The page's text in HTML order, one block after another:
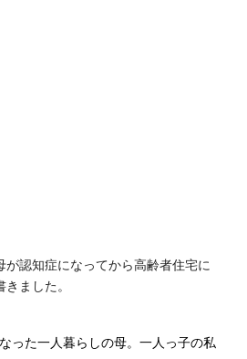
認知症になってから高齢者住宅に
ました。
った一人暮らしの母。一人っ子の私